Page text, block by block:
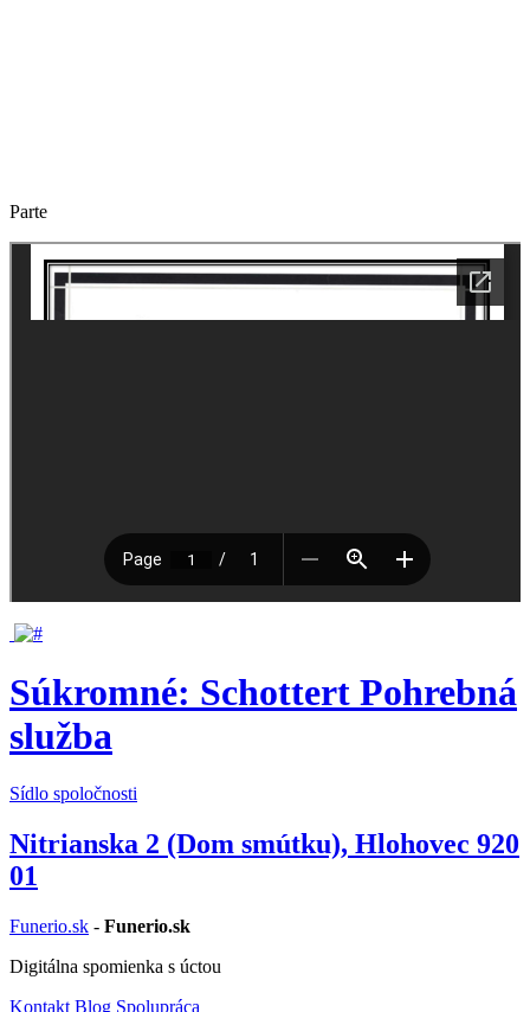
Parte
Súkromné: Schottert Pohrebná
služba
Sídlo spoločnosti
Nitrianska 2 (Dom smútku), Hlohovec 920
01
Funerio.sk - Funerio.sk
Digitálna spomienka s úctou
Kontakt Blog Spolupráca